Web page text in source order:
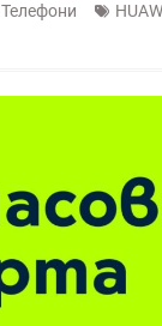
Телефони